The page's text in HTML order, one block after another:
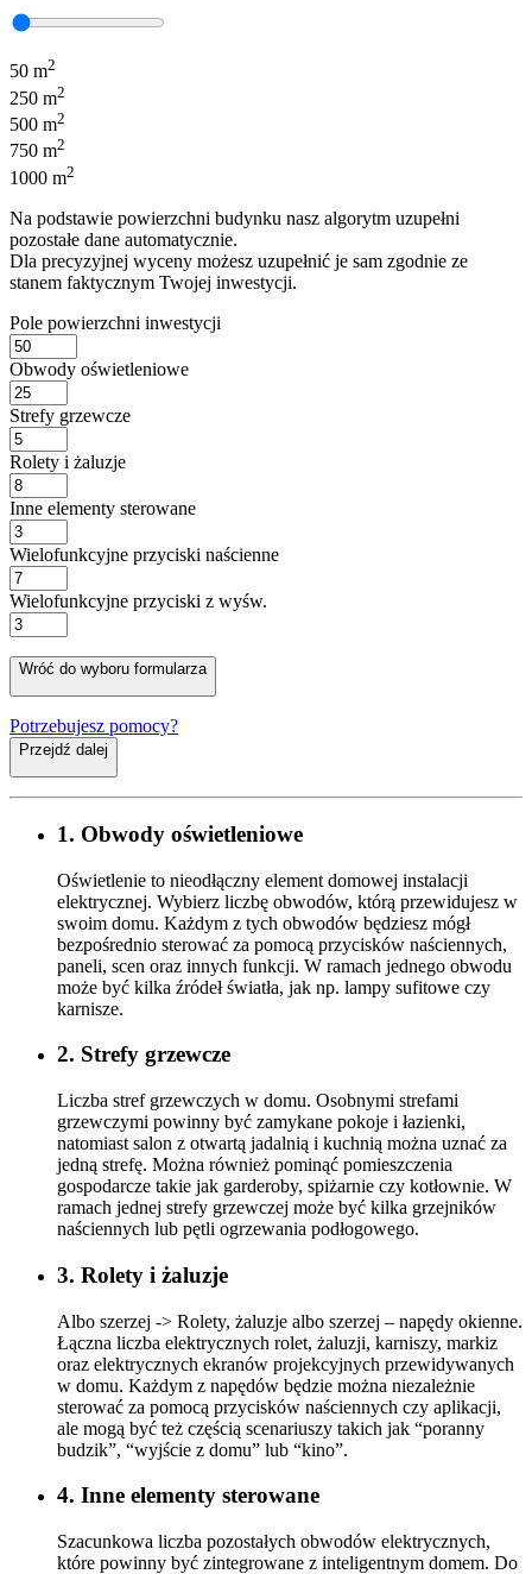
50 m2
250 m2
500 m2
750 m2
1000 m2
Na podstawie powierzchni budynku nasz algorytm uzupełni
pozostałe dane automatycznie.
Dla precyzyjnej wyceny możesz uzupełnić je sam zgodnie ze
stanem faktycznym Twojej inwestycji.
Pole powierzchni inwestycji
Obwody oświetleniowe
Strefy grzewcze
Rolety i żaluzje
Inne elementy sterowane
Wielofunkcyjne przyciski naścienne
Wielofunkcyjne przyciski z wyśw.
Wróć do wyboru formularza
Potrzebujesz pomocy?
Przejdź dalej
1. Obwody oświetleniowe
Oświetlenie to nieodłączny element domowej instalacji
elektrycznej. Wybierz liczbę obwodów, którą przewidujesz w
swoim domu. Każdym z tych obwodów będziesz mógł
bezpośrednio sterować za pomocą przycisków naściennych,
paneli, scen oraz innych funkcji. W ramach jednego obwodu
może być kilka źródeł światła, jak np. lampy sufitowe czy
karnisze.
2. Strefy grzewcze
Liczba stref grzewczych w domu. Osobnymi strefami
grzewczymi powinny być zamykane pokoje i łazienki,
natomiast salon z otwartą jadalnią i kuchnią można uznać za
jedną strefę. Można również pominąć pomieszczenia
gospodarcze takie jak garderoby, spiżarnie czy kotłownie. W
ramach jednej strefy grzewczej może być kilka grzejników
naściennych lub pętli ogrzewania podłogowego.
3. Rolety i żaluzje
Albo szerzej -> Rolety, żaluzje albo szerzej – napędy okienne.
Łączna liczba elektrycznych rolet, żaluzji, karniszy, markiz
oraz elektrycznych ekranów projekcyjnych przewidywanych
w domu. Każdym z napędów będzie można niezależnie
sterować za pomocą przycisków naściennych czy aplikacji,
ale mogą być też częścią scenariuszy takich jak “poranny
budzik”, “wyjście z domu” lub “kino”.
4. Inne elementy sterowane
Szacunkowa liczba pozostałych obwodów elektrycznych,
które powinny być zintegrowane z inteligentnym domem. Do